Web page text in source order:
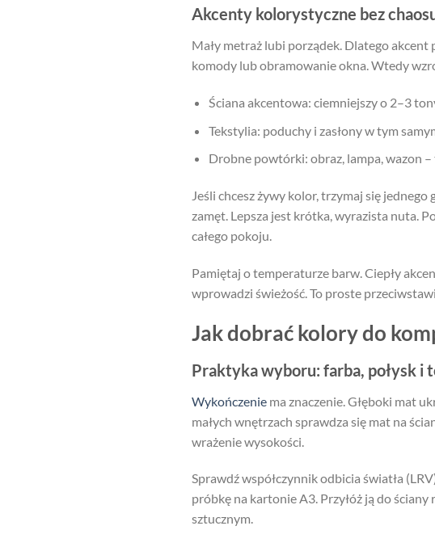
Akcenty kolorystyczne bez
Mały metraż lubi porządek. Dlatego akcent
komody lub obramowanie okna. Wtedy
Ściana akcentowa: ciemniejszy o 2–3
Tekstylia: poduchy i zasłony w tym
Drobne powtórki: obraz, lampa, wazon
Jeśli chcesz żywy kolor, trzymaj się
zamęt. Lepsza jest krótka, wyrazista nuta.
całego pokoju.
Pamiętaj o temperaturze barw. Ciepły
wprowadzi świeżość. To proste
Jak dobrać kolory do
Praktyka wyboru: farba, połysk i
Wykończenie ma znaczenie. Głęboki mat
małych wnętrzach sprawdza się mat na
wrażenie wysokości.
Sprawdź współczynnik odbicia światła
próbkę na kartonie A3. Przyłóż ją do
sztucznym.